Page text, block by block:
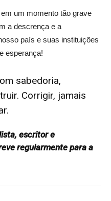
um momento tão grave
a descrença e a
país e suas instituições
esperança!
sabedoria,
Corrigir, jamais
escritor e
regularmente para a